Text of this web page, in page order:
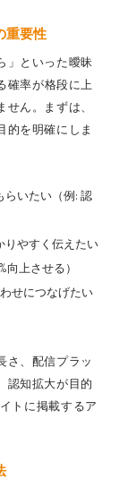
重要性
」といった曖昧
確率が格段に上
ん。まずは、
的を明確にしま
らいたい（例: 認
りやすく伝えたい
向上させる）
せにつなげたい
さ、配信プラッ
認知拡大が目的
トに掲載するア